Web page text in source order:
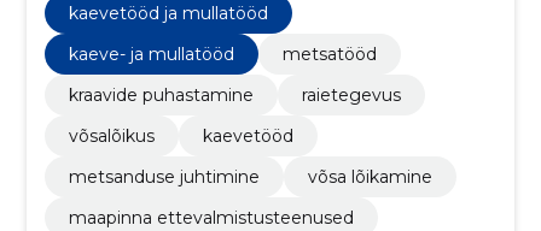
kaevetööd ja mullatööd
kaeve- ja mullatööd
metsatööd
kraavide puhastamine
raietegevus
võsalõikus
kaevetööd
metsanduse juhtimine
võsa lõikamine
maapinna ettevalmistusteenused